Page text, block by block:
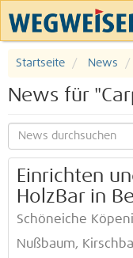
Startseite News
News für
Einrichten
HolzBar in
Schöneiche
Nußbaum,